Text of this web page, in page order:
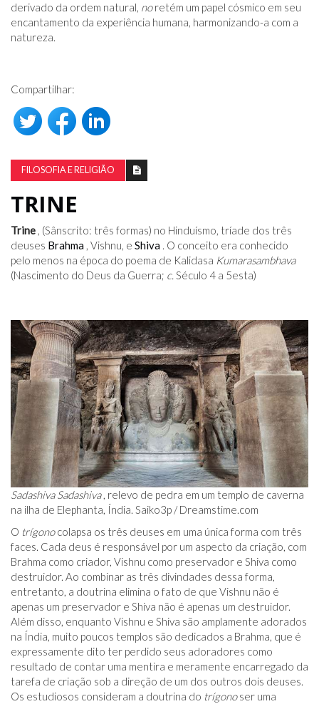
derivado da ordem natural, noretém um papel cósmico em seu
encantamento da experiência humana, harmonizando-a com a
natureza.
Compartilhar:
FILOSOFIA E RELIGIÃO
TRINE
Trine , (Sânscrito: três formas) no Hinduísmo, tríade dos três
deuses Brahma , Vishnu, e Shiva . O conceito era conhecido
pelo menos na época do poema de Kalidasa Kumarasambhava
(Nascimento do Deus da Guerra; c. Século 4 a 5esta)
Sadashiva Sadashiva, relevo de pedra em um templo de caverna
na ilha de Elephanta, Índia. Saiko3p / Dreamstime.com
O trígonocolapsa os três deuses em uma única forma com três
faces. Cada deus é responsável por um aspecto da criação, com
Brahma como criador, Vishnu como preservador e Shiva como
destruidor. Ao combinar as três divindades dessa forma,
entretanto, a doutrina elimina o fato de que Vishnu não é
apenas um preservador e Shiva não é apenas um destruidor.
Além disso, enquanto Vishnu e Shiva são amplamente adorados
na Índia, muito poucos templos são dedicados a Brahma, que é
expressamente dito ter perdido seus adoradores como
resultado de contar uma mentira e meramente encarregado da
tarefa de criação sob a direção de um dos outros dois deuses.
Os estudiosos consideram a doutrina do trígonoser uma